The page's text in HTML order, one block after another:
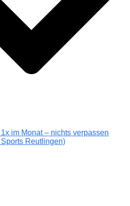
im Monat – nichts verpassen
Reutlingen)